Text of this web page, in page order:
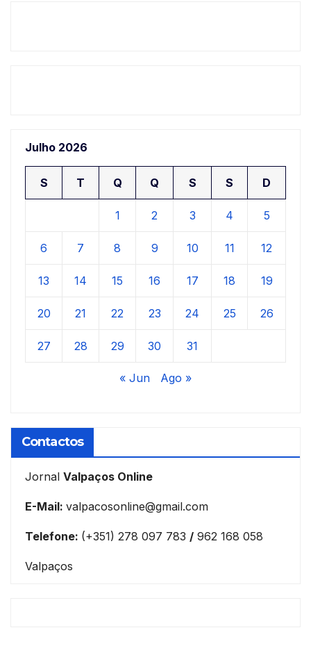
Julho 2026
S T Q Q S S D
1 2 3 4 5
6 7 8 9 10 11 12
13 14 15 16 17 18 19
20 21 22 23 24 25 26
27 28 29 30 31
« Jun Ago »
Contactos
Jornal Valpaços Online
E-Mail: valpacosonline@gmail.com
Telefone: (+351) 278 097 783 / 962 168 058
Valpaços